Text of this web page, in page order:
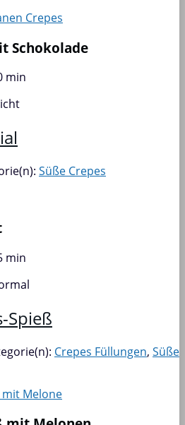
Schokolade
Süße Crepes
Spieß
Crepes Füllungen, Süße